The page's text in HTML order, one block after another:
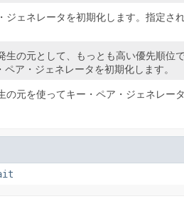
ェネレータを初期化します。指定さ
生の元として、もっとも高い優先順位
ア・ジェネレータを初期化します。
元を使ってキー・ペア・ジェネレー